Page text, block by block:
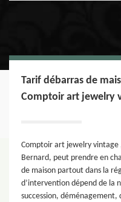
Tarif débarras de
Comptoir art jewelry
Comptoir art jewelry vintage
Bernard, peut prendre en
de maison partout dans la
d’intervention dépend de la
succession,